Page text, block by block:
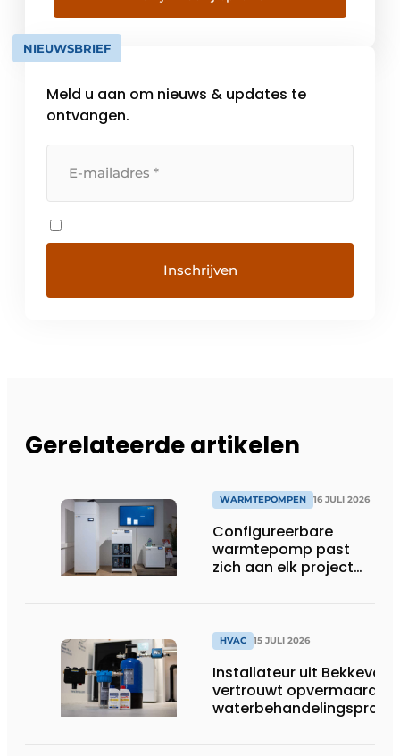
NIEUWSBRIEF
Meld u aan om nieuws & updates te
ontvangen.
Gerelateerde artikelen
WARMTEPOMPEN 16 JULI 2026
Configureerbare
warmtepomp past
zich aan elk project
HVAC 15 JULI 2026
Installateur uit
vertrouwt opvermaarde